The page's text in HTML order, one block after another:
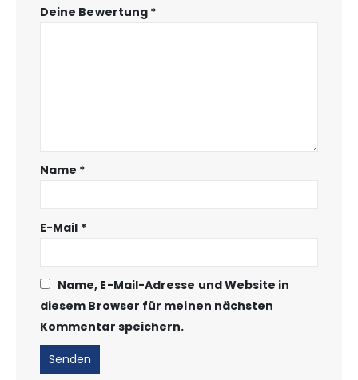
Deine Bewertung *
Name *
E-Mail *
Name, E-Mail-Adresse und Website in
diesem Browser für meinen nächsten
Kommentar speichern.